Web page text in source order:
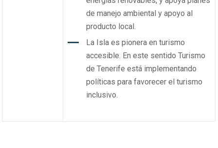
de manejo ambiental y apoyo al
producto local.
La Isla es pionera en turismo
accesible. En este sentido Turismo
de Tenerife está implementando
políticas para favorecer el turismo
inclusivo.